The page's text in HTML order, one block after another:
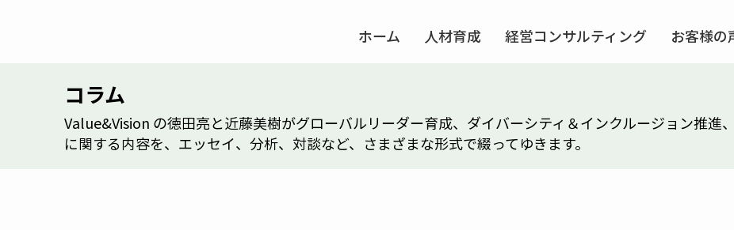
ホーム 人材育成 経営コンサルティング お客様の
コラム
Value&Vision の徳田亮と近藤美樹がグローバルリーダー育成、ダイバーシティ＆インクルージョン推進
に関する内容を、エッセイ、分析、対談など、さまざまな形式で綴ってゆきます。